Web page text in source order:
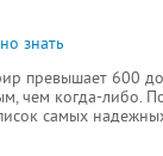
знать
превышает 600
чем когда-либо.
самых